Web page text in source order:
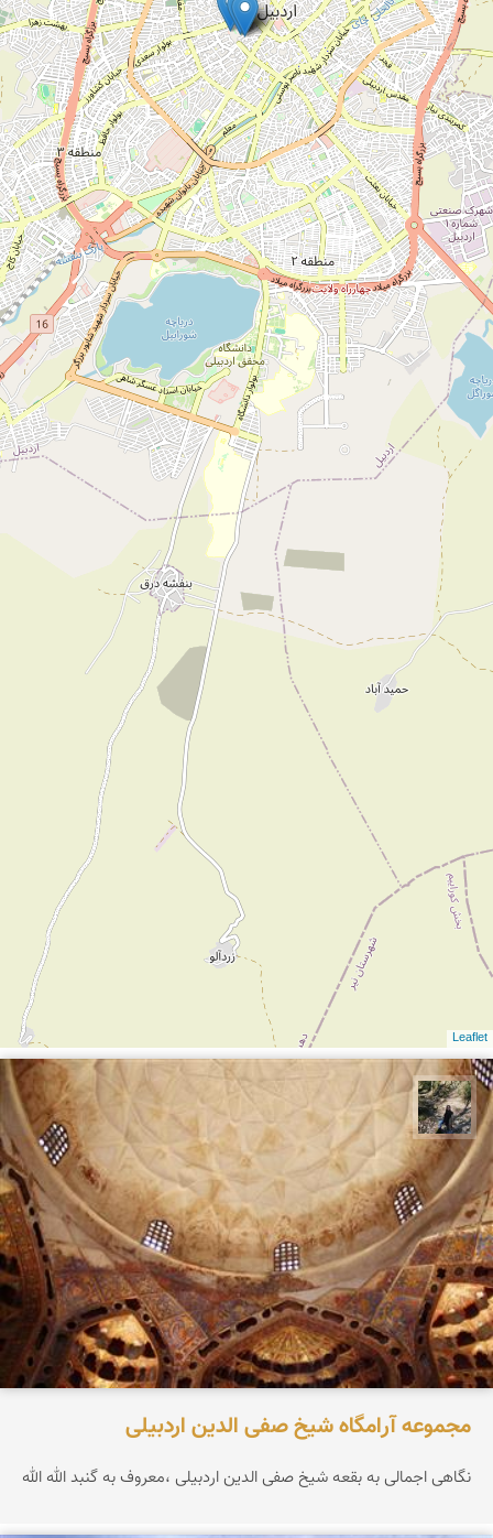
Leaflet
مونا سلطانی
مجموعه آرامگاه شیخ صفی الدین اردبیلی
نگاهی اجمالی به بقعه شیخ صفی الدین اردبیلی ،معروف به گنبد الله الله